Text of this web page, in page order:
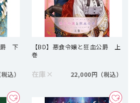
爵 下
【BD】悪食令嬢と狂血公爵 上
巻
在庫 × 22,000円